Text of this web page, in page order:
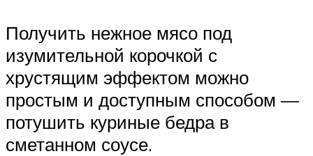
Получить нежное мясо под
изумительной корочкой с
хрустящим эффектом можно
простым и доступным способом —
потушить куриные бедра в
сметанном соусе.